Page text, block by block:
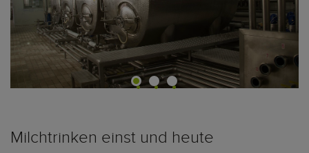
Milchtrinken einst und heute